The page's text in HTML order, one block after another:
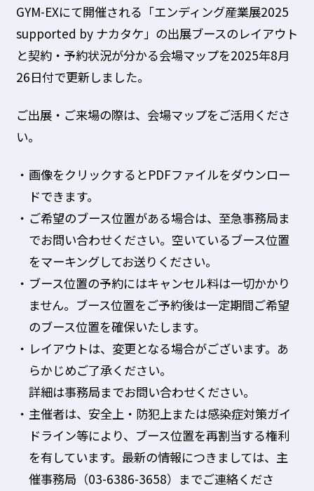
GYM-EXにて開催される「エンディング産業展2025
supported by ナカタケ」の出展ブースのレイアウト
と契約・予約状況が分かる会場マップを2025年8月
26日付で更新しました。
ご出展・ご来場の際は、会場マップをご活用くださ
い。
画像をクリックするとPDFファイルをダウンロー
ドできます。
ご希望のブース位置がある場合は、至急事務局ま
でお問い合わせください。空いているブース位置
をマーキングしてお送りください。
ブース位置の予約にはキャンセル料は一切かかり
ません。ブース位置をご予約後は一定期間ご希望
のブース位置を確保いたします。
レイアウトは、変更となる場合がございます。あ
らかじめご了承ください。
詳細は事務局までお問い合わせください。
主催者は、安全上・防犯上または感染症対策ガイ
ドライン等により、ブース位置を再割当する権利
を有しています。最新の情報につきましては、主
催事務局（03-6386-3658）までご連絡くださ